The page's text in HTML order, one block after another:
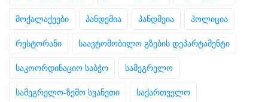
მოქალაქეები პანდემია პანდმეია პოლიცია
რესტორანი საავტომობილო გზების დეპარტამენტი
საკოორდინაციო საბჭო სამეგრელო
სამეგრელო-ზემო სვანეთი საქართველო